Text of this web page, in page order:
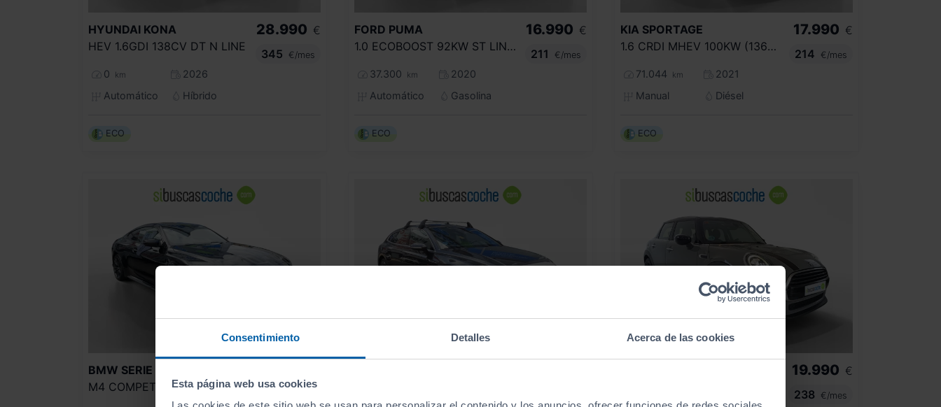
Consentimiento Detalles Acerca de las cookies
Esta página web usa cookies
HYUNDAI KONA
HEV 1.6GDI 138CV DT N LINE
0 km
2026
Automático
Híbrido
28.990 €
345
€/mes
ECO
FORD PUMA
1.0 ECOBOOST 92KW ST LINE X MHEV
37.300 km
2020
Automático
Gasolina
16.990 €
211
€/mes
ECO
KIA SPORTAGE
1.6 CRDI MHEV 100KW (136CV) BUSINESS 4X2
71.044 km
2021
Manual
Diésel
17.990 €
214
€/mes
ECO
BMW SERIE 4
M4 COMPETITION
19.990 €
238
€/mes